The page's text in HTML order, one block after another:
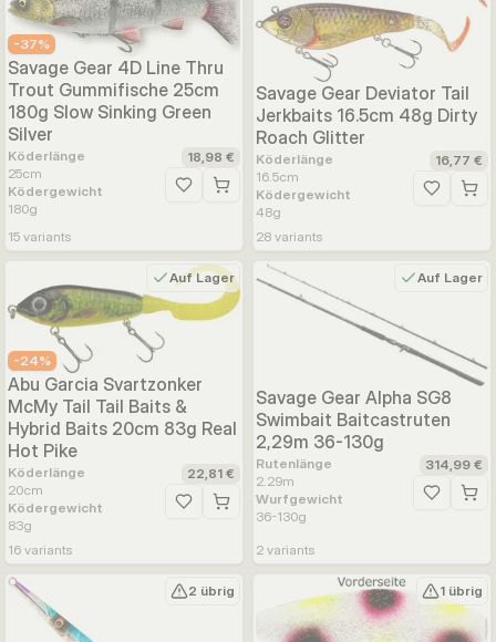
-37%
Savage Gear 4D Line Thru
Trout Gummifische 25cm
180g Slow Sinking Green
Silver
Köderlänge
25cm
Ködergewicht
180g
18,98 €
Zur Wunschliste hinzufügen
15 variants
Savage Gear Deviator Tail
Jerkbaits 16.5cm 48g Dirty
Roach Glitter
Köderlänge
16.5cm
Ködergewicht
48g
16,77 €
Zur
28 variants
-24%
Auf Lager
Abu Garcia Svartzonker
McMy Tail Tail Baits &
Hybrid Baits 20cm 83g Real
Hot Pike
Köderlänge
20cm
Ködergewicht
83g
22,81 €
Zur Wunschliste hinzufügen
16 variants
Auf Lager
Savage Gear Alpha SG8
Swimbait Baitcastruten
2,29m 36-130g
Rutenlänge
2.29m
Wurfgewicht
36-130g
314,99 €
Zur
2 variants
2 übrig 1 übrig